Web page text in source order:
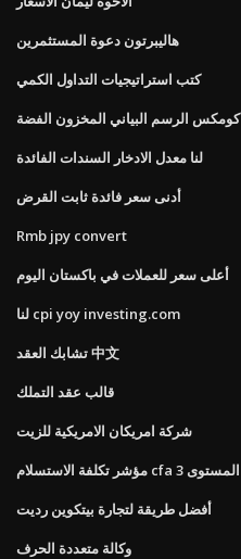
هاليبرتون دعوة المستثمرين
كتب استراتيجيات التداول الكمي
كومكس الرسم البياني المخزون الفضة
لنا معدل الادخار السندات الفائدة
أدنى سعر فائدة ثابت القرض
Rmb jpy convert
أعلى سعر للعملات في باكستان اليوم
لنا cpi yoy investing.com
تشابك العقد 中文
قالب عقد التملك
شركة امريكان الامريكية للزيت
مؤشر تكلفة الاستسلام cfa المستوى 3
أفضل طريقة لتجارة بيتكوين رديت
وكالة متعددة الحرف